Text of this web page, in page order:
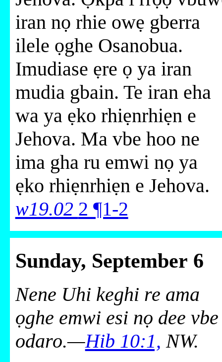
iran nọ rhie owẹ gberra
ilele ọghe Osanobua.
Imudiase ẹre ọ ya iran
mudia gbain. Te iran eha
wa ya ẹko rhiẹnrhiẹn e
Jehova. Ma vbe hoo ne
ima gha ru emwi nọ ya
ẹko rhiẹnrhiẹn e Jehova.
w19.02 2 ¶1-2
Sunday, September 6
Nene Uhi keghi re ama
ọghe emwi esi nọ dee vbe
odaro.—Hib 10:1, NW.